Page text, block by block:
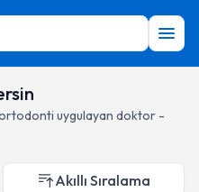
uygulayan doktor -
Akıllı Sıralama